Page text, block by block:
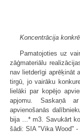
Koncentrācija
Pamatojoties uz
zāģmateriālu
nav lietderīgi aprēķināt
tirgū, jo vairāku
lielāki par kopējo
apjomu. Saskaņā
apvienošanās
bija ...* m3. Savukārt
šādi: SIA "Vika Wood"